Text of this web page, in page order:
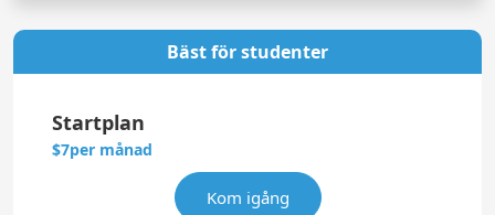
Bäst för studenter
Startplan
$7per månad